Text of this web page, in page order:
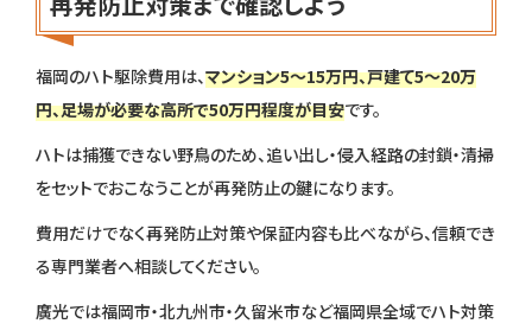
福岡のハト駆除費用は、マンション5〜15万円、戸建て5〜20万
円、足場が必要な高所で50万円程度が目安です。
ハトは捕獲できない野鳥のため、追い出し・侵入経路の封鎖・清掃
をセットでおこなうことが再発防止の鍵になります。
費用だけでなく再発防止対策や保証内容も比べながら、信頼でき
る専門業者へ相談してください。
廣光では福岡市・北九州市・久留米市など福岡県全域でハト対策